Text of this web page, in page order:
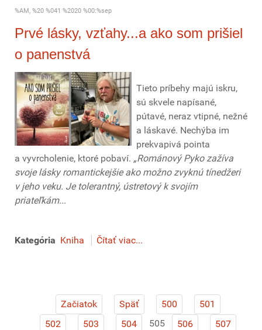
%AM, %20 %041 %2020 %00:%sep
Prvé lásky, vzťahy...a ako som prišiel
o panenstvá
Tieto príbehy majú iskru,
sú skvele napísané,
pútavé, neraz vtipné, nežné
a láskavé. Nechýba im
prekvapivá pointa
a vyvrcholenie, ktoré pobaví. „Románový Pyko zažíva
svoje lásky romantickejšie ako možno zvyknú tínedžeri
v jeho veku. Je tolerantný, ústretový k svojím
priateľkám...
Kategória Kniha Čítať viac...
Začiatok Späť 500
501
502
503 504 505 506
507